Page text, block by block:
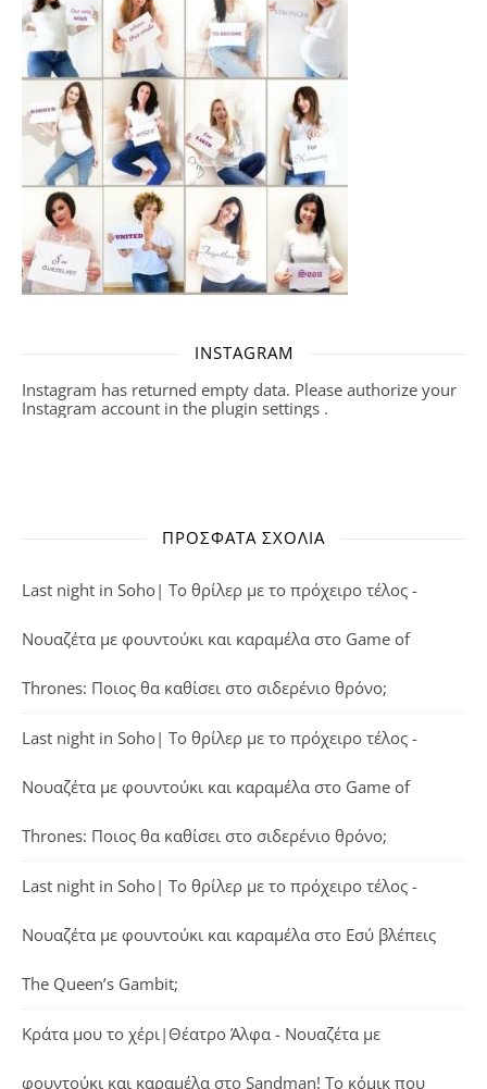
INSTAGRAM
Instagram has returned empty data. Please authorize your
Instagram account in the plugin settings .
ΠΡΌΣΦΑΤΑ ΣΧΌΛΙΑ
Last night in Soho| Το θρίλερ με το πρόχειρο τέλος -
Νουαζέτα με φουντούκι και καραμέλα στο Game of
Thrones: Ποιος θα καθίσει στο σιδερένιο θρόνο;
Last night in Soho| Το θρίλερ με το πρόχειρο τέλος -
Νουαζέτα με φουντούκι και καραμέλα στο Game of
Thrones: Ποιος θα καθίσει στο σιδερένιο θρόνο;
Last night in Soho| Το θρίλερ με το πρόχειρο τέλος -
Νουαζέτα με φουντούκι και καραμέλα στο Εσύ βλέπεις
The Queen’s Gambit;
Κράτα μου το χέρι|Θέατρο Άλφα - Νουαζέτα με
φουντούκι και καραμέλα στο Sandman! Το κόμικ που